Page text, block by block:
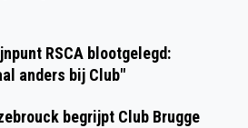
RSCA blootgelegd:
anders bij Club"
begrijpt Club Brugge